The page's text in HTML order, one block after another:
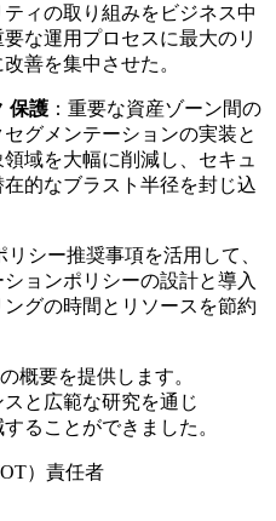
ティの取り組みをビジネス中
な運用プロセスに最大のリ
善を集中させた。
保護 ：重要な資産ゾーン間の
グメンテーションの実装と
域を大幅に削減し、セキュ
的なブラスト半径を封じ込
リシー推奨事項を活用して、
ョンポリシーの設計と導入
グの時間とリソースを節約
概要を提供します。
と広範な研究を通じ
ることができました。
）責任者